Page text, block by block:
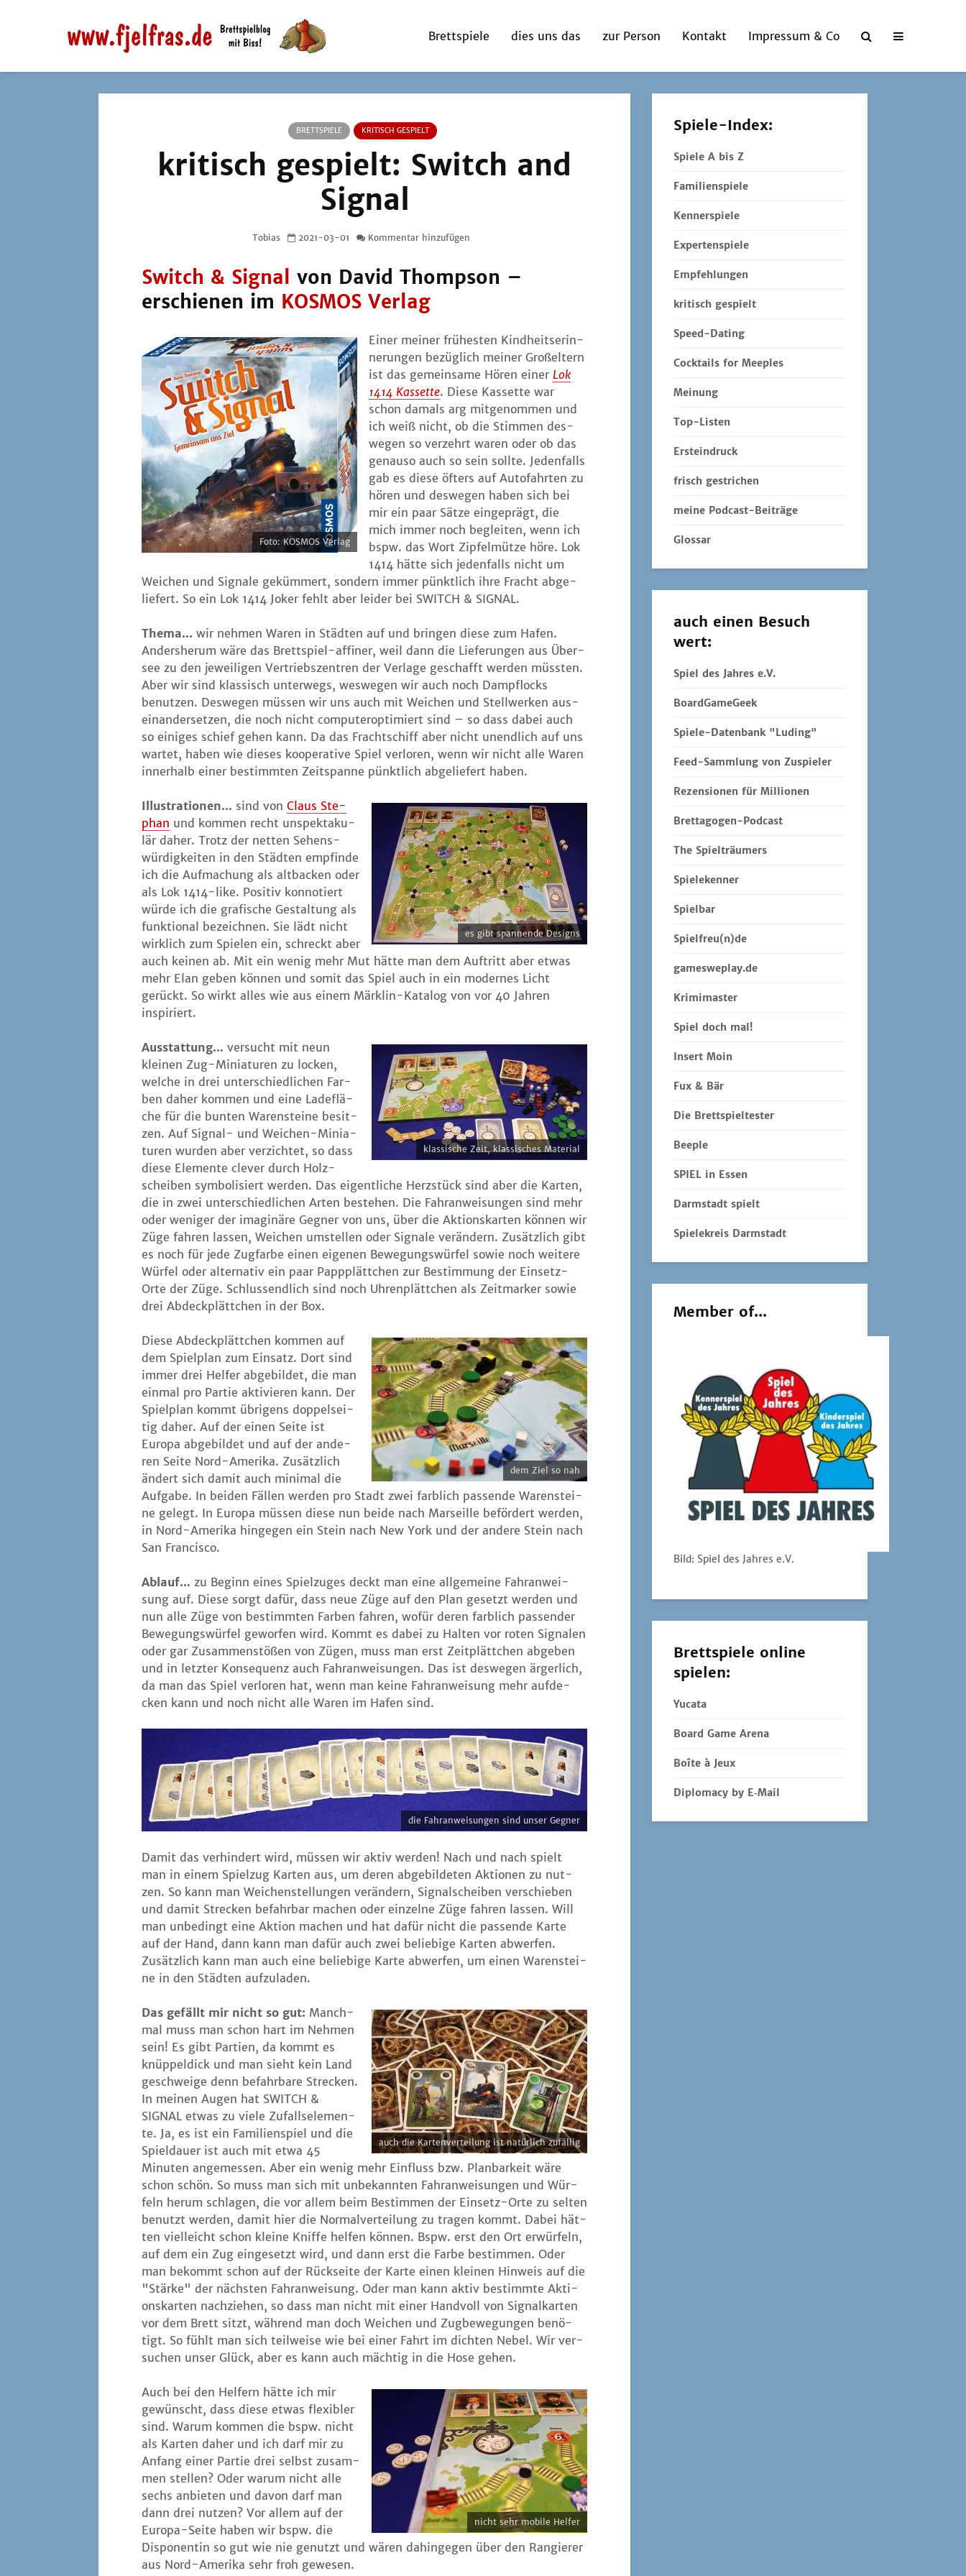
Brettspiele dies uns das zur Person Kontakt Impressum & Co
BRETTSPIELE KRITISCH GESPIELT
kritisch gespielt: Switch and
Signal
Tobias 2021-03-01 Kommentar hinzufügen
Switch & Signal
von David Thompson –
erschienen im KOSMOS Verlag
Foto: KOSMOS Verlag
Einer mei­ner frü­hes­ten Kind­heits­er­in­
ne­run­gen bezüg­lich mei­ner Groß­el­tern
ist das gemein­sa­me Hören einer Lok
1414 Kas­set­te. Die­se Kas­set­te war
schon damals arg mit­ge­nom­men und
ich weiß nicht, ob die Stim­men des­
we­gen so ver­zehrt waren oder ob das
genau­so auch so sein soll­te. Jeden­falls
gab es die­se öfters auf Auto­fahr­ten zu
hören und des­we­gen haben sich bei
mir ein paar Sät­ze ein­ge­prägt, die
mich immer noch beglei­ten, wenn ich
bspw. das Wort Zip­fel­müt­ze höre. Lok
1414 hät­te sich jeden­falls nicht um
Wei­chen und Signa­le geküm­mert, son­dern immer pünkt­lich ihre Fracht abge­
lie­fert. So ein Lok 1414 Joker fehlt aber lei­der bei SWITCH & SIGNAL.
The­ma... wir neh­men Waren in Städ­ten auf und brin­gen die­se zum Hafen.
Anders­her­um wäre das Brett­spiel-affi­ner, weil dann die Lie­fe­run­gen aus Über­
see zu den jewei­li­gen Ver­triebs­zen­tren der Ver­la­ge geschafft wer­den müss­ten.
Aber wir sind klas­sisch unter­wegs, wes­we­gen wir auch noch Dampf­locks
benut­zen. Des­we­gen müs­sen wir uns auch mit Wei­chen und Stell­wer­ken aus­
ein­an­der­set­zen, die noch nicht com­pu­ter­op­ti­miert sind – so dass dabei auch
so eini­ges schief gehen kann. Da das Fracht­schiff aber nicht unend­lich auf uns
war­tet, haben wie die­ses koope­ra­ti­ve Spiel ver­lo­ren, wenn wir nicht alle Waren
inner­halb einer bestimm­ten Zeit­span­ne pünkt­lich abge­lie­fert haben.
es gibt span­nen­de Designs
Illus­tra­tio­nen… sind von Claus Ste­
phan und kom­men recht unspek­ta­ku­
lär daher. Trotz der net­ten Sehens­
wür­dig­kei­ten in den Städ­ten emp­fin­de
ich die Auf­ma­chung als alt­ba­cken oder
als Lok 1414-like. Posi­tiv kon­no­tiert
wür­de ich die gra­fi­sche Gestal­tung als
funk­tio­nal bezeich­nen. Sie lädt nicht
wirk­lich zum Spie­len ein, schreckt aber
auch kei­nen ab. Mit ein wenig mehr Mut hät­te man dem Auf­tritt aber etwas
mehr Elan geben kön­nen und somit das Spiel auch in ein moder­nes Licht
gerückt. So wirkt alles wie aus einem Märk­lin-Kata­log von vor 40 Jah­ren
inspiriert.
klas­si­sche Zeit, klas­si­sches Material
Aus­stat­tung… ver­sucht mit neun
klei­nen Zug-Minia­tu­ren zu locken,
wel­che in drei unter­schied­li­chen Far­
ben daher kom­men und eine Lade­flä­
che für die bun­ten Waren­stei­ne besit­
zen. Auf Signal- und Wei­chen-Minia­
tu­ren wur­den aber ver­zich­tet, so dass
die­se Ele­men­te cle­ver durch Holz­
schei­ben sym­bo­li­siert wer­den. Das eigent­li­che Herz­stück sind aber die Kar­ten,
die in zwei unter­schied­li­chen Arten bestehen. Die Fahr­an­wei­sun­gen sind mehr
oder weni­ger der ima­gi­nä­re Geg­ner von uns, über die Akti­ons­kar­ten kön­nen wir
Züge fah­ren las­sen, Wei­chen umstel­len oder Signa­le ver­än­dern. Zusätz­lich gibt
es noch für jede Zug­far­be einen eige­nen Bewe­gungs­wür­fel sowie noch wei­te­re
Wür­fel oder alter­na­tiv ein paar Pappplätt­chen zur Bestim­mung der Ein­setz-
Orte der Züge. Schluss­end­lich sind noch Uhren­plätt­chen als Zeit­mar­ker sowie
drei Abdeck­plätt­chen in der Box.
dem Ziel so nah
Die­se Abdeck­plätt­chen kom­men auf
dem Spiel­plan zum Ein­satz. Dort sind
immer drei Hel­fer abge­bil­det, die man
ein­mal pro Par­tie akti­vie­ren kann. Der
Spiel­plan kommt übri­gens dop­pel­sei­
tig daher. Auf der einen Sei­te ist
Euro­pa abge­bil­det und auf der ande­
ren Sei­te Nord-Ame­ri­ka. Zusätz­lich
ändert sich damit auch mini­mal die
Auf­ga­be. In bei­den Fäl­len wer­den pro Stadt zwei farb­lich pas­sen­de Waren­stei­
ne gelegt. In Euro­pa müs­sen die­se nun bei­de nach Mar­seil­le beför­dert wer­den,
in Nord-Ame­ri­ka hin­ge­gen ein Stein nach New York und der ande­re Stein nach
San Francisco.
Ablauf… zu Beginn eines Spiel­zu­ges deckt man eine all­ge­mei­ne Fahr­an­wei­
sung auf. Die­se sorgt dafür, dass neue Züge auf den Plan gesetzt wer­den und
nun alle Züge von bestimm­ten Far­ben fah­ren, wofür deren farb­lich pas­sen­der
Bewe­gungs­wür­fel gewor­fen wird. Kommt es dabei zu Hal­ten vor roten Signa­len
oder gar Zusam­men­stö­ßen von Zügen, muss man erst Zeit­plätt­chen abge­ben
und in letz­ter Kon­se­quenz auch Fahr­an­wei­sun­gen. Das ist des­we­gen ärger­lich,
da man das Spiel ver­lo­ren hat, wenn man kei­ne Fahr­an­wei­sung mehr auf­de­
cken kann und noch nicht alle Waren im Hafen sind.
die Fahr­an­wei­sun­gen sind unser Gegner
Damit das ver­hin­dert wird, müs­sen wir aktiv wer­den! Nach und nach spielt
man in einem Spiel­zug Kar­ten aus, um deren abge­bil­de­ten Aktio­nen zu nut­
zen. So kann man Wei­chen­stel­lun­gen ver­än­dern, Signal­schei­ben ver­schie­ben
und damit Stre­cken befahr­bar machen oder ein­zel­ne Züge fah­ren las­sen. Will
man unbe­dingt eine Akti­on machen und hat dafür nicht die pas­sen­de Kar­te
auf der Hand, dann kann man dafür auch zwei belie­bi­ge Kar­ten abwer­fen.
Zusätz­lich kann man auch eine belie­bi­ge Kar­te abwer­fen, um einen Waren­stei­
ne in den Städ­ten aufzuladen.
auch die Kar­ten­ver­tei­lung ist natür­lich zufällig
Das gefällt mir nicht so gut: Manch­
mal muss man schon hart im Neh­men
sein! Es gibt Par­tien, da kommt es
knüp­pel­dick und man sieht kein Land
geschwei­ge denn befahr­ba­re Stre­cken.
In mei­nen Augen hat SWITCH &
SIGNAL etwas zu vie­le Zufalls­ele­men­
te. Ja, es ist ein Fami­li­en­spiel und die
Spiel­dau­er ist auch mit etwa 45
Minu­ten ange­mes­sen. Aber ein wenig mehr Ein­fluss bzw. Plan­bar­keit wäre
schon schön. So muss man sich mit unbe­kann­ten Fahr­an­wei­sun­gen und Wür­
feln her­um schla­gen, die vor allem beim Bestim­men der Ein­setz-Orte zu sel­ten
benutzt wer­den, damit hier die Nor­mal­ver­tei­lung zu tra­gen kommt. Dabei hät­
ten viel­leicht schon klei­ne Knif­fe hel­fen kön­nen. Bspw. erst den Ort erwür­feln,
auf dem ein Zug ein­ge­setzt wird, und dann erst die Far­be bestim­men. Oder
man bekommt schon auf der Rück­sei­te der Kar­te einen klei­nen Hin­weis auf die
"Stär­ke" der nächs­ten Fahr­an­wei­sung. Oder man kann aktiv bestimm­te Akti­
ons­kar­ten nach­zie­hen, so dass man nicht mit einer Hand­voll von Signal­kar­ten
vor dem Brett sitzt, wäh­rend man doch Wei­chen und Zug­be­we­gun­gen benö­
tigt. So fühlt man sich teil­wei­se wie bei einer Fahrt im dich­ten Nebel. Wir ver­
su­chen unser Glück, aber es kann auch mäch­tig in die Hose gehen.
nicht sehr mobi­le Helfer
Auch bei den Hel­fern hät­te ich mir
gewünscht, dass die­se etwas fle­xi­bler
sind. War­um kom­men die bspw. nicht
als Kar­ten daher und ich darf mir zu
Anfang einer Par­tie drei selbst zusam­
men stel­len? Oder war­um nicht alle
sechs anbie­ten und davon darf man
dann drei nut­zen? Vor allem auf der
Euro­pa-Sei­te haben wir bspw. die
Dis­po­nen­tin so gut wie nie genutzt und wären dahin­ge­gen über den Ran­gie­rer
aus Nord-Ame­ri­ka sehr froh gewesen.
Spiele-Index:
Spiele A bis Z
Familienspiele
Kennerspiele
Expertenspiele
Empfehlungen
kritisch gespielt
Speed-Dating
Cocktails for Meeples
Meinung
Top-Listen
Ersteindruck
frisch gestrichen
meine Podcast-Beiträge
Glossar
auch einen Besuch
wert:
Spiel des Jahres e.V.
BoardGameGeek
Spiele-Datenbank "Luding"
Feed-Sammlung von Zuspieler
Rezensionen für Millionen
Brettagogen-Podcast
The Spielträumers
Spielekenner
Spielbar
Spielfreu(n)de
gamesweplay.de
Krimimaster
Spiel doch mal!
Insert Moin
Fux & Bär
Die Brettspieltester
Beeple
SPIEL in Essen
Darmstadt spielt
Spielekreis Darmstadt
Member of...
Bild: Spiel des Jahres e.V.
Brettspiele online
spielen:
Yucata
Board Game Arena
Boîte à Jeux
Diplomacy by E‑Mail